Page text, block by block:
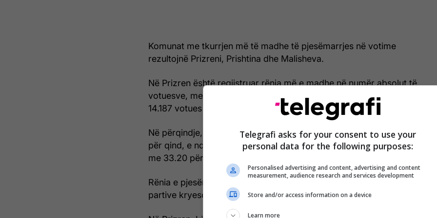
Komunat me tkurrjen më të madhe të pjesëmarrjes në votime
rezultojnë Prizreni, Prishtina dhe Malisheva.
Në Prizren është regjistruar rënia më e madhe në numër absolut të
votuesve, me 17.523 qytetarë më pak. Në Prishtinë janë shënuar
14.187 votues më pak, ndërsa në Malishevë 11.370 më pak.
Në përqindje, Malisheva prin me rënien më të theksuar prej 41.60
për qind, e ndjekur nga Rahoveci me 36.97 për qind dhe Mamusha
me 33.20 për qind.
Rënia e pjesëmarrjes ka ndikuar drejtpërdrejt edhe në rezultatin e
partive kryesore në këto komuna.
Telegrafi asks for your consent to use your
personal data for the following purposes:
Personalised advertising and content, advertising and content
measurement, audience research and services development
Store and/or access information on a device
Learn more